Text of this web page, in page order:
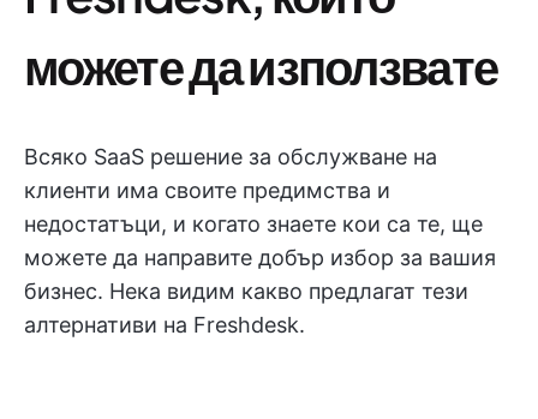
можете да използвате
Всяко SaaS решение за обслужване на
клиенти има своите предимства и
недостатъци, и когато знаете кои са те, ще
можете да направите добър избор за вашия
бизнес. Нека видим какво предлагат тези
алтернативи на Freshdesk.